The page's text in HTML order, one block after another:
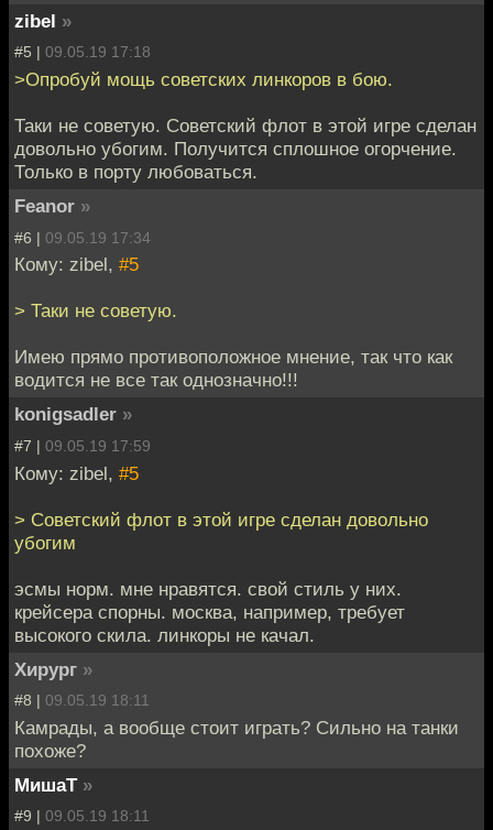
zibel »
#5 | 09.05.19 17:18
>Опробуй мощь советских линкоров в бою.
Таки не советую. Советский флот в этой игре сделан
довольно убогим. Получится сплошное огорчение.
Только в порту любоваться.
Feanor »
#6 | 09.05.19 17:34
Кому: zibel, #5
> Таки не советую.
Имею прямо противоположное мнение, так что как
водится не все так однозначно!!!
konigsadler »
#7 | 09.05.19 17:59
Кому: zibel, #5
> Советский флот в этой игре сделан довольно
убогим
эсмы норм. мне нравятся. свой стиль у них.
крейсера спорны. москва, например, требует
высокого скила. линкоры не качал.
Хирург »
#8 | 09.05.19 18:11
Камрады, а вообще стоит играть? Сильно на танки
похоже?
МишаТ »
#9 | 09.05.19 18:11